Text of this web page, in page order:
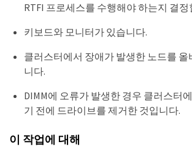
RTFI 프로세스를 수행해야 하는지 결정
키보드와 모니터가 있습니다.
클러스터에서 장애가 발생한 노드를
니다.
DIMM에 오류가 발생한 경우 클러스터
기 전에 드라이브를 제거한 것입니다.
이 작업에 대해